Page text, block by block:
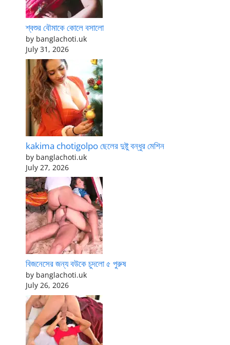
শ্বশুর বৌমাকে কোলে বসালো
by banglachoti.uk
July 31, 2026
kakima chotigolpo ছেলের দুষ্টু বন্ধুর মেশিন
by banglachoti.uk
July 27, 2026
বিজনেসের জন্য বউকে চুদলো ৫ পুরুষ
by banglachoti.uk
July 26, 2026